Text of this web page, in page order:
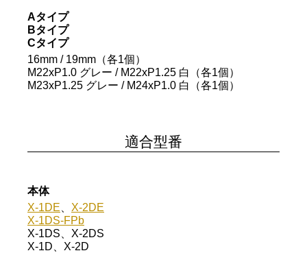
Aタイプ
Bタイプ
Cタイプ
16mm / 19mm（各1個）
M22xP1.0 グレー / M22xP1.25 白（各1個）
M23xP1.25 グレー / M24xP1.0 白（各1個）
適合型番
本体
X-1DE
X-2DE
X-1DS-FPb
X-1DS、X-2DS
X-1D、X-2D